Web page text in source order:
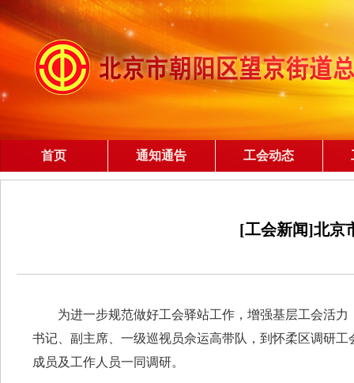
首页 通知通告 工会动态
[工会新闻]北京
为进一步规范做好工会驿站工作，增强基层工会活
书记、副主席、一级巡视员佘运高带队，到怀柔区调研
成员及工作人员一同调研。